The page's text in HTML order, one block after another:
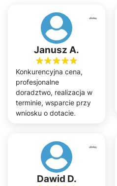
Janusz A.
Konkurencyjna cena,
profesjonalne
doradztwo, realizacja w
terminie, wsparcie przy
wniosku o dotacje,
Realizacja w trzech
lokalizacjach: w Lubinie,
Wrocławiu i Tyńcu
Małym.Dawid D.